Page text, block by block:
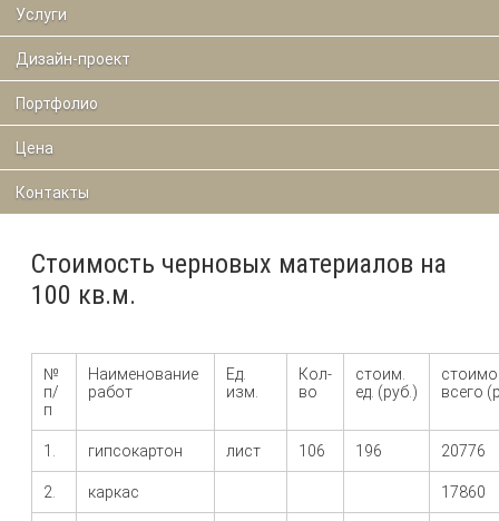
Услуги
Дизайн-проект
Портфолио
Цена
Контакты
Стоимость черновых материалов на
100 кв.м.
№
п/
п
Наименование
работ
Ед.
изм.
Кол-
во
стоим.
ед. (руб.)
всего
1. гипсокартон лист 106 196 20776
2. каркас 17860